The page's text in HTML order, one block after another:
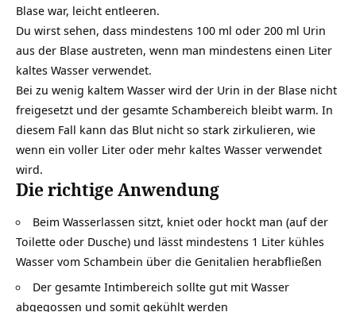
Blase war, leicht entleeren.
Du wirst sehen, dass mindestens 100 ml oder 200 ml Urin
aus der Blase austreten, wenn man mindestens einen Liter
kaltes Wasser verwendet.
Bei zu wenig kaltem Wasser wird der Urin in der Blase nicht
freigesetzt und der gesamte Schambereich bleibt warm. In
diesem Fall kann das Blut nicht so stark zirkulieren, wie
wenn ein voller Liter oder mehr kaltes Wasser verwendet
wird.
Die richtige Anwendung
Beim Wasserlassen sitzt, kniet oder hockt man (auf der
Toilette oder Dusche) und lässt mindestens 1 Liter kühles
Wasser vom Schambein über die Genitalien herabfließen
Der gesamte Intimbereich sollte gut mit Wasser
abgegossen und somit gekühlt werden